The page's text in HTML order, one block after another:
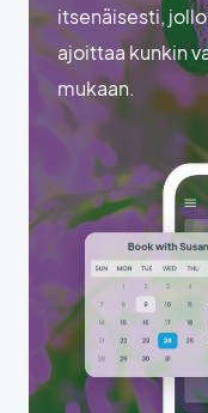
itsenäisesti,
ajoittaa kunkin
mukaan.